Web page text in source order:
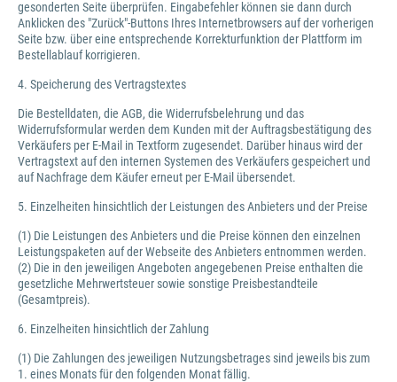
gesonderten Seite überprüfen. Eingabefehler können sie dann durch
Anklicken des "Zurück"-Buttons Ihres Internetbrowsers auf der vorherigen
Seite bzw. über eine entsprechende Korrekturfunktion der Plattform im
Bestellablauf korrigieren.
4. Speicherung des Vertragstextes
Die Bestelldaten, die AGB, die Widerrufsbelehrung und das
Widerrufsformular werden dem Kunden mit der Auftragsbestätigung des
Verkäufers per E-Mail in Textform zugesendet. Darüber hinaus wird der
Vertragstext auf den internen Systemen des Verkäufers gespeichert und
auf Nachfrage dem Käufer erneut per E-Mail übersendet.
5. Einzelheiten hinsichtlich der Leistungen des Anbieters und der Preise
(1) Die Leistungen des Anbieters und die Preise können den einzelnen
Leistungspaketen auf der Webseite des Anbieters entnommen werden.
(2) Die in den jeweiligen Angeboten angegebenen Preise enthalten die
gesetzliche Mehrwertsteuer sowie sonstige Preisbestandteile
(Gesamtpreis).
6. Einzelheiten hinsichtlich der Zahlung
(1) Die Zahlungen des jeweiligen Nutzungsbetrages sind jeweils bis zum
1. eines Monats für den folgenden Monat fällig.